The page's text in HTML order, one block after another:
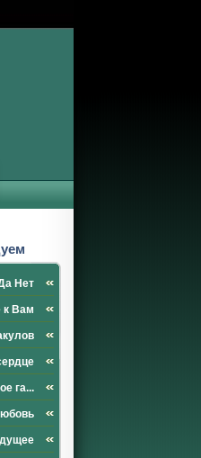
Нет
к Вам
га...